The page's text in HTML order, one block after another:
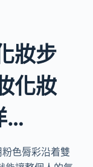
妝步
化妝
…
色脣彩沿着雙